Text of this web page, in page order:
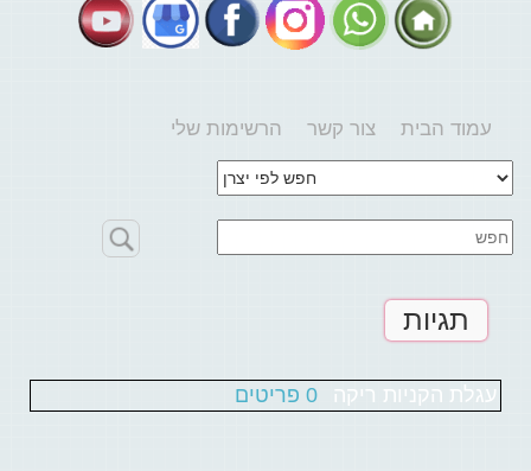
הרשימות שלי עמוד הבית צור קשר
תגיות
עגלת הקניות ריקה 0 פריטים